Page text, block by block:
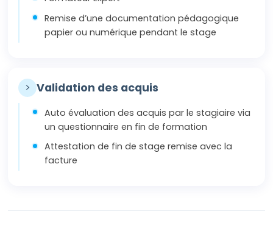
Remise d’une documentation pédagogique
papier ou numérique pendant le stage
> Validation des acquis
Auto évaluation des acquis par le stagiaire via
un questionnaire en fin de formation
Attestation de fin de stage remise avec la
facture